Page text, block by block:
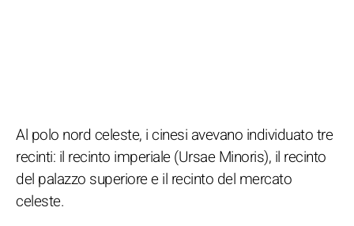
Al polo nord celeste, i cinesi avevano individuato tre
recinti: il recinto imperiale (Ursae Minoris), il recinto
del palazzo superiore e il recinto del mercato
celeste.